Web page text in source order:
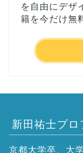
を自由にデザ
籍を今だけ無
新田祐士プロ
京都大学卒、大